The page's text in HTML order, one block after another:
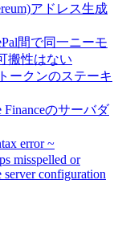
アドレス生成
間で同一ニーモ
搬性はない
ークンのステーキ
のサーバダ
error ~
misspelled or
configuration